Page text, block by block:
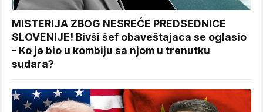
MISTERIJA ZBOG NESREĆE PREDSEDNICE
SLOVENIJE! Bivši šef obaveštajaca se oglasio
- Ko je bio u kombiju sa njom u trenutku
sudara?